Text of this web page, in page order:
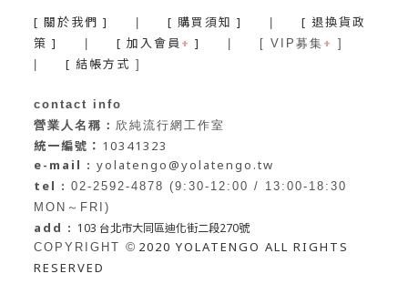
[ 關於我們 ] [ 購買須知 ]
[ 退換貨政
策 ]
[ 加入會員 + ] | [ VIP募集 + ]
[ 結帳方式 ]
contact info
營業人名稱： 欣純流行網工作室
統一編號： 10341323
e-mail : yolatengo@yolatengo.tw
tel : 02-2592-4878 (9:30-12:00 / 13:00-18:30
MON～FRI)
add : 103 台北市大同區迪化街二段270號
COPYRIGHT © 2020 YOLATENGO ALL RIGHTS
RESERVED